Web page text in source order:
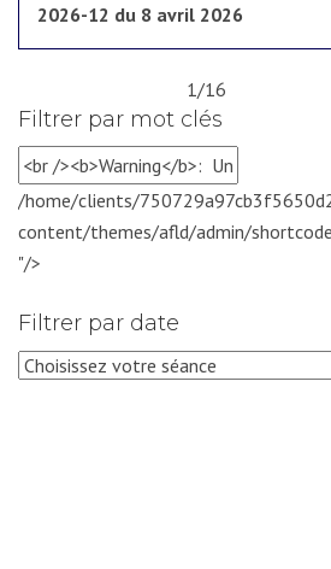
2026-12 du 8 avril 2026
1/16
Filtrer par mot clés
/home/clients/
content/themes/afld/admin/
"/>
Filtrer par date